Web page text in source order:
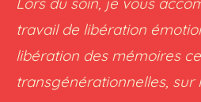
travail de libération
libération des mémoires
transgénérationnelles, sur